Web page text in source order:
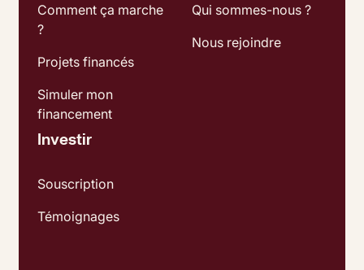
Comment ça marche
?
Projets financés
Simuler mon
financement
Investir
Souscription
Témoignages
Qui sommes-nous ?
Nous rejoindre